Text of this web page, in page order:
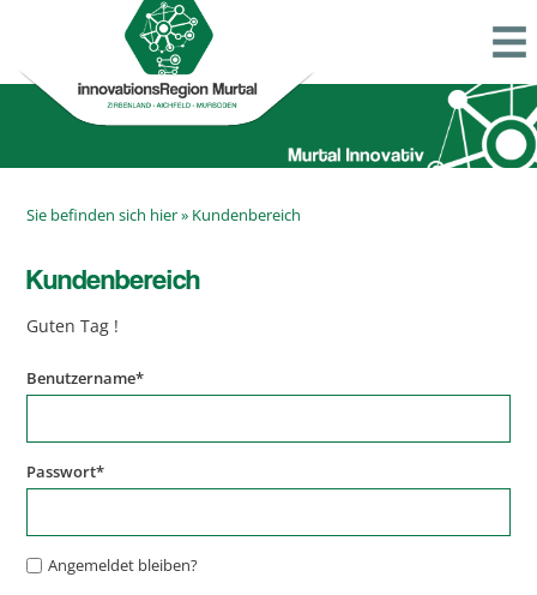
Sie befinden sich hier » Kundenbereich
Kundenbereich
Guten Tag !
Benutzername*
Passwort*
Angemeldet bleiben?